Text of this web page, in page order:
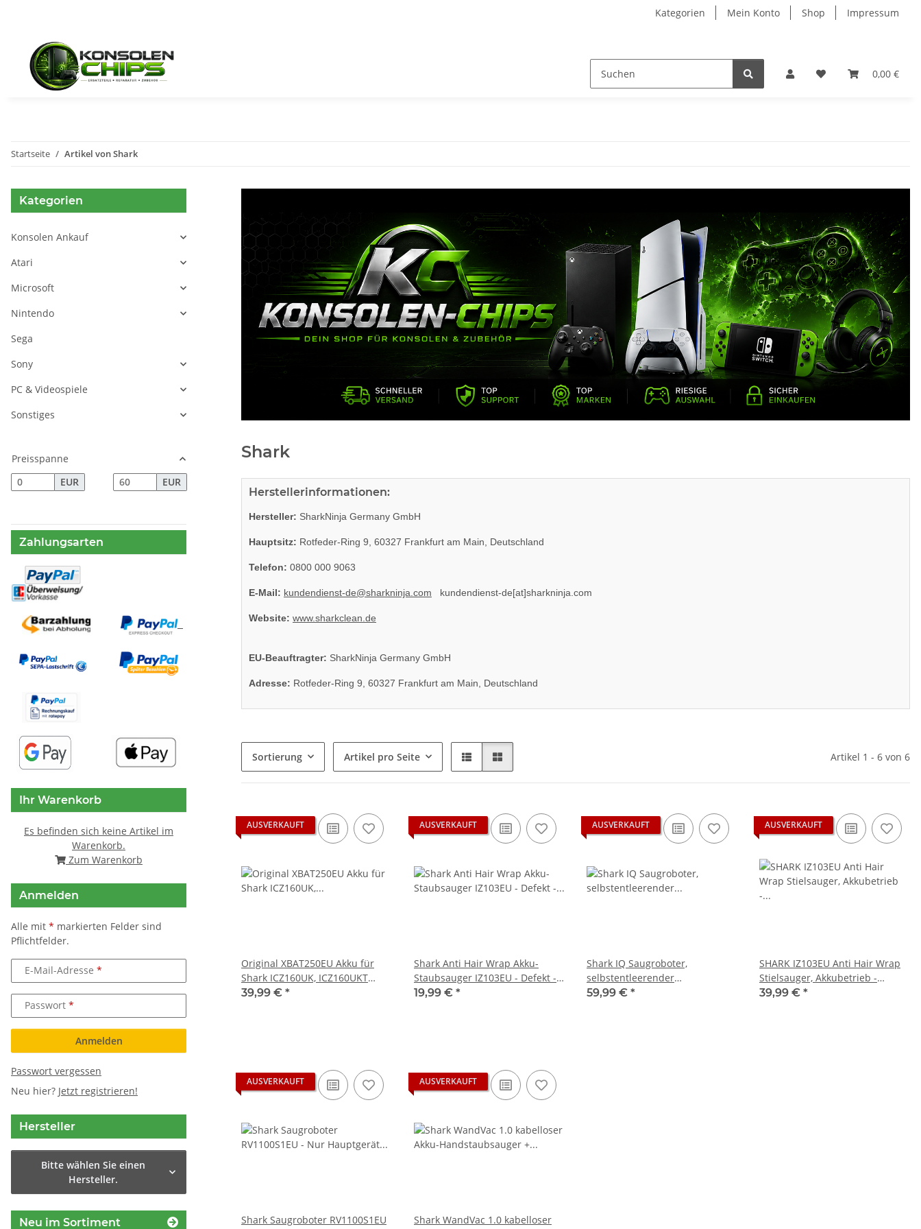
Kategorien Mein Konto Shop Impressum
0,00 €
Startseite Artikel von Shark
Shark
Herstellerinformationen:
Hersteller: SharkNinja Germany GmbH
Hauptsitz: Rotfeder-Ring 9, 60327 Frankfurt am Main, Deutschland
Telefon: 0800 000 9063
E-Mail: kundendienst-de@sharkninja.com kundendienst-de[at]sharkninja.com
Website: www.sharkclean.de
EU-Beauftragter: SharkNinja Germany GmbH
Adresse: Rotfeder-Ring 9, 60327 Frankfurt am Main, Deutschland
Sortierung Artikel pro Seite Artikel 1 - 6 von 6
AUSVERKAUFT
Original XBAT250EU Akku für
Shark ICZ160UK, ICZ160UKT
Staubsauger Ersatz-Power-Akku
39,99 € *
AUSVERKAUFT
Shark Anti Hair Wrap Akku-
Staubsauger IZ103EU - Defekt -
Läuft nicht an LED Blinkt vom
19,99 € *
AUSVERKAUFT
Shark IQ Saugroboter,
selbstentleerender
Staubsauger-Roboter
59,99 € *
AUSVERKAUFT
SHARK IZ103EU Anti Hair Wrap
Stielsauger, Akkubetrieb -
gebraucht - stark verschmutzt
39,99 € *
AUSVERKAUFT
Shark Saugroboter RV1100S1EU
AUSVERKAUFT
Shark WandVac 1.0 kabelloser
Kategorien
Konsolen Ankauf
Atari
Microsoft
Nintendo
Sega
Sony
PC & Videospiele
Sonstiges
Preisspanne
EUR
EUR
Zahlungsarten
Ihr Warenkorb
Es befinden sich keine Artikel im
Warenkorb.
Zum Warenkorb
Anmelden
Alle mit * markierten Felder sind
Pflichtfelder.
E-Mail-Adresse
Passwort
Anmelden
Passwort vergessen
Neu hier? Jetzt registrieren!
Hersteller
Bitte wählen Sie einen
Hersteller.
Neu im Sortiment